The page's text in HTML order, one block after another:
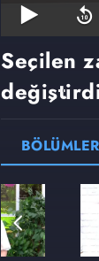
Seçilen
BÖLÜMLER